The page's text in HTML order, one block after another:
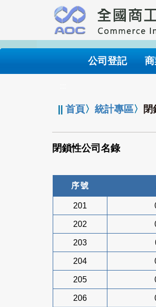
要
內
公司登記
||首頁〉統計專區〉
閉鎖性公司名錄
序號
201
202
203
204
205
206